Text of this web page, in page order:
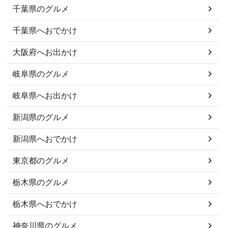
千葉県のグルメ
千葉県へおでかけ
大阪府へお出かけ
岐阜県のグルメ
岐阜県へお出かけ
新潟県のグルメ
新潟県へおでかけ
東京都のグルメ
栃木県のグルメ
栃木県へおでかけ
神奈川県のグルメ